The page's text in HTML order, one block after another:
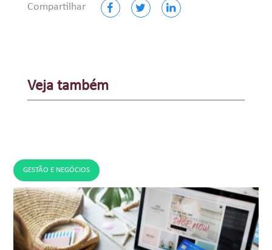
Compartilhar
Veja também
GESTÃO E NEGÓCIOS